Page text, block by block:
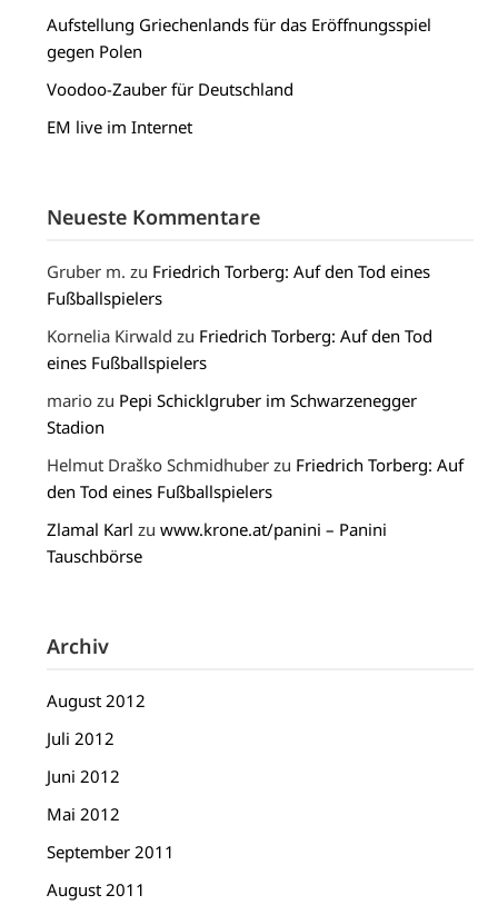
Aufstellung Griechenlands für das Eröffnungsspiel
gegen Polen
Voodoo-Zauber für Deutschland
EM live im Internet
Neueste Kommentare
Gruber m. zu Friedrich Torberg: Auf den Tod eines
Fußballspielers
Kornelia Kirwald zu Friedrich Torberg: Auf den Tod
eines Fußballspielers
mario zu Pepi Schicklgruber im Schwarzenegger
Stadion
Helmut Draško Schmidhuber zu Friedrich Torberg: Auf
den Tod eines Fußballspielers
Zlamal Karl zuwww.krone.at/panini – Panini
Tauschbörse
Archiv
August 2012
Juli 2012
Juni 2012
Mai 2012
September 2011
August 2011